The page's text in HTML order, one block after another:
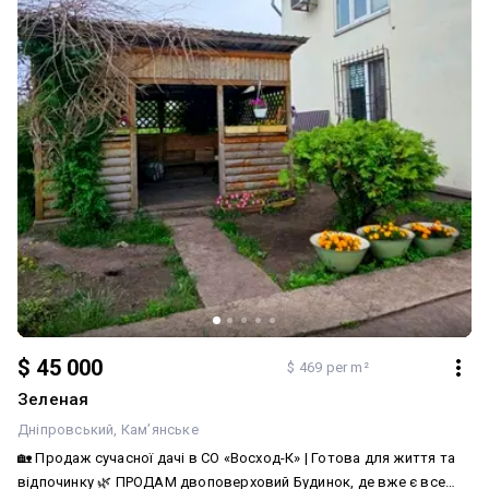
$ 45 000 $ 469 per m²
Зеленая
Дніпровський Кам’янське
🏡 Продаж сучасної дачі в СО «Восход-К» | Готова для життя та
відпочинку 🌿 ПРОДАМ двоповерховий Будинок, де вже є все